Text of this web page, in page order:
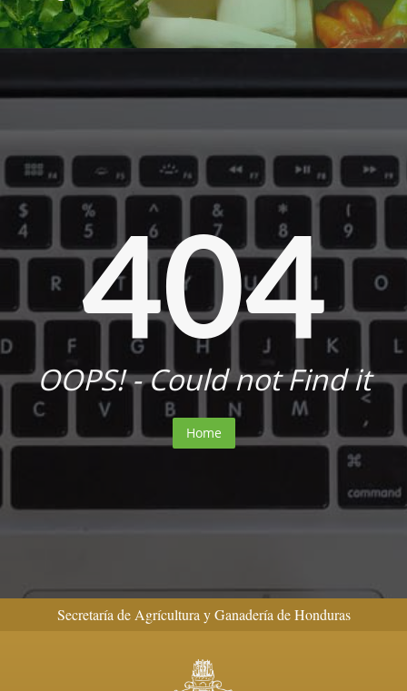
404
OOPS! - Could not Find it
Home
Secretaría de Agrícultura y Ganadería de Honduras